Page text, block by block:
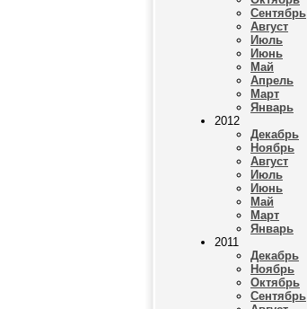
Сентябрь
Август
Июль
Июнь
Май
Апрель
Март
Январь
2012
Декабрь
Ноябрь
Август
Июль
Июнь
Май
Март
Январь
2011
Декабрь
Ноябрь
Октябрь
Сентябрь